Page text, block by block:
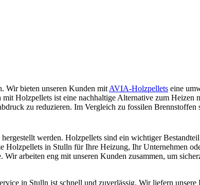
Wir bieten unseren Kunden mit AVIA-Holzpellets eine
Holzpellets ist eine nachhaltige Alternative zum Heizen
zu reduzieren. Im Vergleich zu fossilen Brennstoffen
werden. Holzpellets sind ein wichtiger
Holzpellets in Stulln für Ihre Heizung, Ihr Unternehmen
arbeiten eng mit unseren Kunden zusammen, um
in Stulln ist schnell und zuverlässig. Wir liefern